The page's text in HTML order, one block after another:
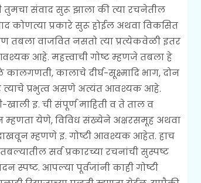
तुमचा संवाद सुरू झाला की त्या रचनेतील
कोणत्या प्रकारे सुरू होईल अथवा विकसित
तबला वाजवित नसतो त्या प्रत्येकवेळी इतर
आहे. महत्त्वाची गोष्ट म्हणजे तबला हे
कालाचे दीर्घ-सूक्ष्मादि भाग, दोन
त्याचे प्रभुत्व असणे अत्यंत आवश्यक आहे.
खाली इ. ची संपूर्ण माहिती व ते ताल व
म्हणता येणे, विविध संख्येने अक्षरसमूह अथवा
म्हणणे इ. गोष्टी आवश्यक आहेत. हाच
सर्व प्रकारच्या रचनांची सुस्पष्ट
आपल्या पूर्वजांनी काही गोष्टी